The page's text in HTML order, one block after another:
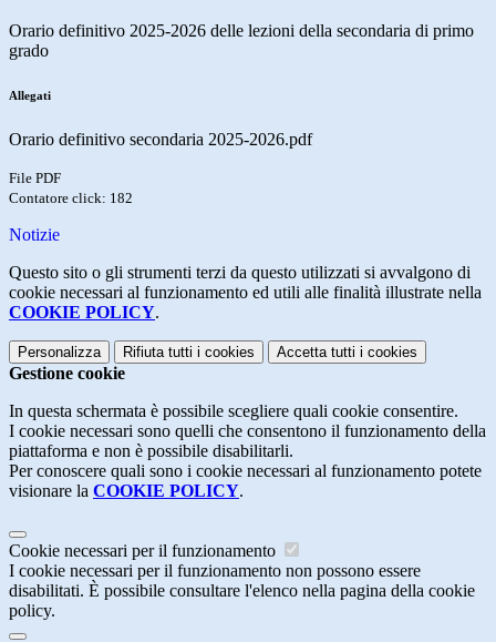
Orario definitivo 2025-2026 delle lezioni della secondaria di primo
grado
Allegati
Orario definitivo secondaria 2025-2026.pdf
File PDF
Contatore click: 182
Notizie
Questo sito o gli strumenti terzi da questo utilizzati si avvalgono di
cookie necessari al funzionamento ed utili alle finalità illustrate nella
COOKIE POLICY.
Personalizza Rifiuta tutti i cookies Accetta tutti i cookies
Gestione cookie
In questa schermata è possibile scegliere quali cookie consentire.
I cookie necessari sono quelli che consentono il funzionamento della
piattaforma e non è possibile disabilitarli.
Per conoscere quali sono i cookie necessari al funzionamento potete
visionare la COOKIE POLICY.
Cookie necessari per il funzionamento
I cookie necessari per il funzionamento non possono essere
disabilitati. È possibile consultare l'elenco nella pagina della cookie
policy.